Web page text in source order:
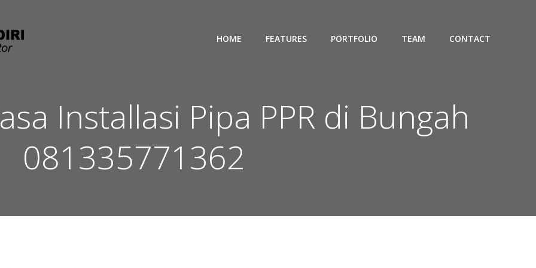
HOME FEATURES PORTFOLIO TEAM CONTACT
Installasi Pipa PPR di Bungah
081335771362